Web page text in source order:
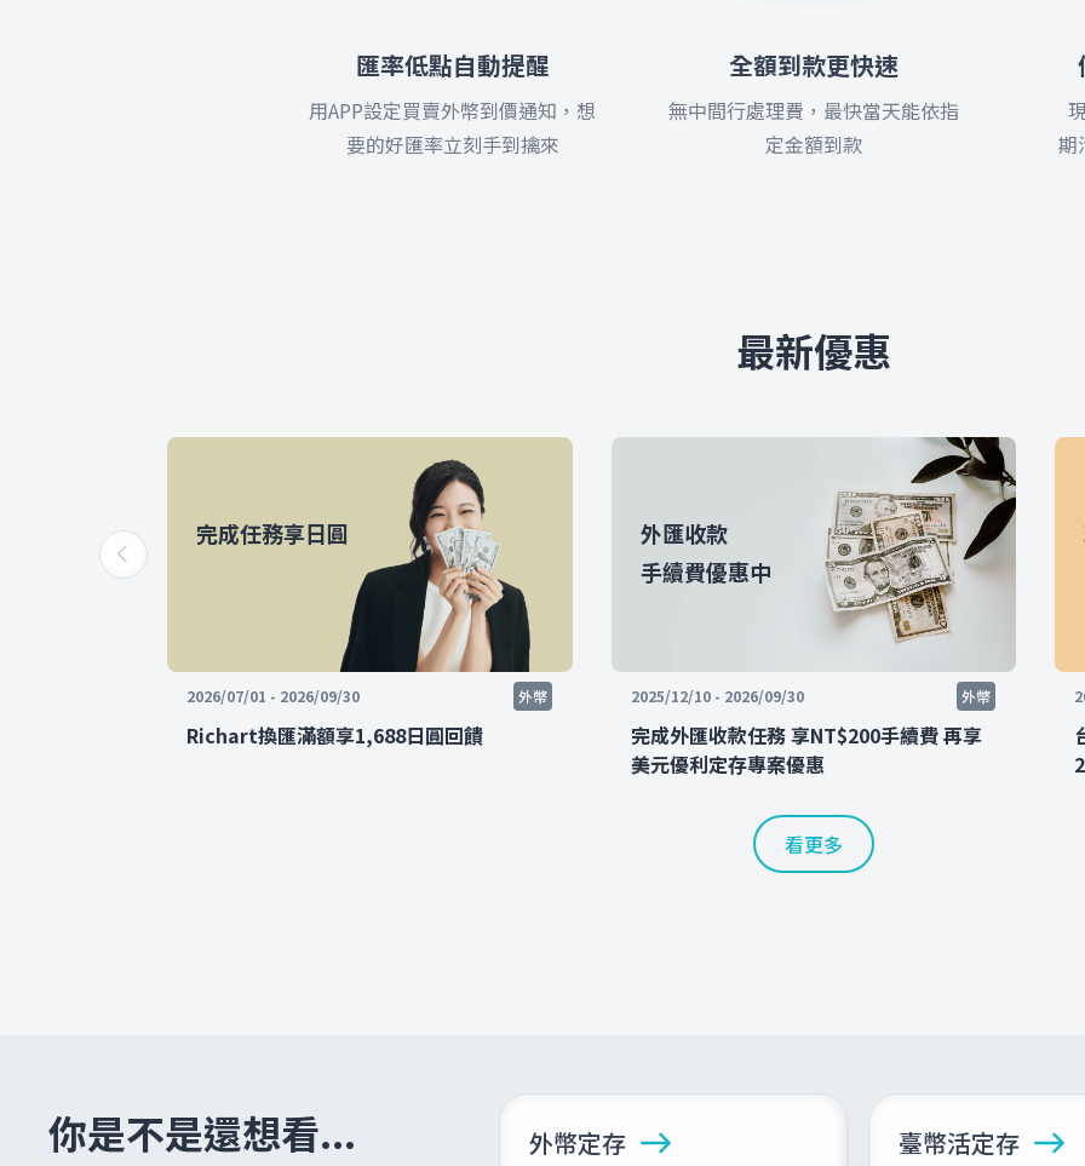
匯率低點自動提醒
用APP設定買賣外幣到價通知，想
要的好匯率立刻手到擒來
全額到款更快速
無中間行處理費，最快當天能依指
定金額到款
期
最新優惠
完成任務享日圓
2026/07/01 - 2026/09/30 外幣
Richart換匯滿額享1,688日圓回饋
外匯收款
手續費優惠中
2025/12/10 - 2026/09/30 外幣
完成外匯收款任務 享NT$200手續費 再享
美元優利定存專案優惠
看更多
你是不是還想看... 外幣定存 臺幣活定存